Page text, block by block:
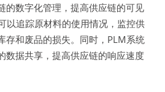
的数字化管理，提高供应链的可见
以追踪原材料的使用情况，监控供
存和废品的损失。同时，PLM系统
数据共享，提高供应链的响应速度